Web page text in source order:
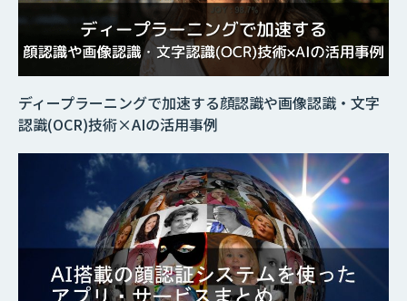
ディープラーニングで加速する顔認識や画像認識・文字
認識(OCR)技術×AIの活用事例